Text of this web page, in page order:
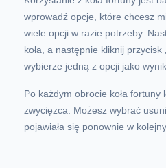
wprowadź opcje, które chcesz
wiele opcji w razie potrzeby.
koła, a następnie kliknij przycisk
wybierze jedną z opcji jako
Po każdym obrocie koła
zwycięzca. Możesz wybrać
pojawiała się ponownie w